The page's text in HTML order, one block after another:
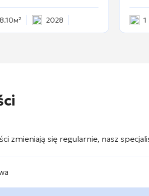
2028 1
zmieniają się regularnie, nasz